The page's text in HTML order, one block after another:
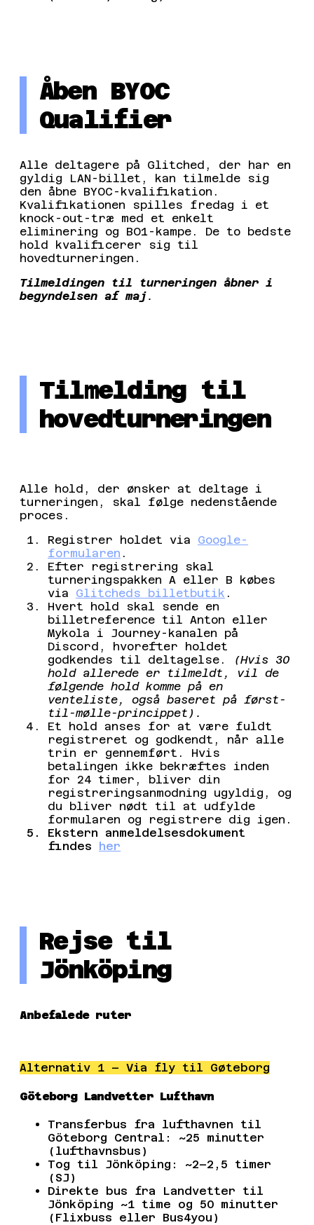
Åben BYOC
Qualifier
Alle deltagere på Glitched, der har en
gyldig LAN-billet, kan tilmelde sig
den åbne BYOC-kvalifikation.
Kvalifikationen spilles fredag i et
knock-out-træ med et enkelt
eliminering og BO1-kampe. De to bedste
hold kvalificerer sig til
hovedturneringen.
Tilmeldingen til turneringen åbner i
begyndelsen af maj.
Tilmelding til
hovedturneringen
Alle hold, der ønsker at deltage i
turneringen, skal følge nedenstående
proces.
Registrer holdet via Google-
formularen .
Efter registrering skal
turneringspakken A eller B købes
via Glitcheds billetbutik .
Hvert hold skal sende en
billetreference til Anton eller
Mykola i Journey-kanalen på
Discord, hvorefter holdet
godkendes til deltagelse.
(Hvis 30
hold allerede er tilmeldt, vil de
følgende hold komme på en
venteliste, også baseret på først-
til-mølle-princippet).
Et hold anses for at være fuldt
registreret og godkendt, når alle
trin er gennemført. Hvis
betalingen ikke bekræftes inden
for 24 timer, bliver din
registreringsanmodning ugyldig, og
du bliver nødt til at udfylde
formularen og registrere dig igen.
Ekstern anmeldelsesdokument
findes
her
Rejse til
Jönköping
Anbefalede ruter
Alternativ 1 – Via fly til Gøteborg
Göteborg Landvetter Lufthavn
Transferbus fra lufthavnen til
Göteborg Central: ~25 minutter
(lufthavnsbus)
Tog til Jönköping: ~2–2,5 timer
(SJ)
Direkte bus fra Landvetter til
Jönköping ~1 time og 50 minutter
(Flixbuss eller Bus4you)